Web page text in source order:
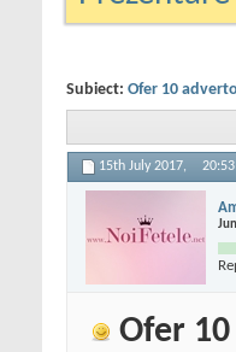
Subiect: Ofer 10
15th July 2017, 20:53
Ofer